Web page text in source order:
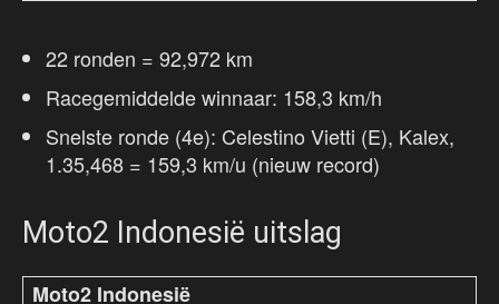
22 ronden = 92,972 km
Racegemiddelde winnaar: 158,3 km/h
Snelste ronde (4e): Celestino Vietti (E), Kalex,
1.35,468 = 159,3 km/u (nieuw record)
Moto2 Indonesië uitslag
Moto2 Indonesië